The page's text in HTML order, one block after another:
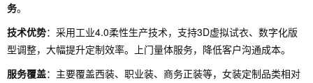
务。
技术优势：采用工业4.0柔性生产技术，支持3D虚拟试衣、数字化版
型调整，大幅提升定制效率。上门量体服务，降低客户沟通成本。
服务覆盖：主要覆盖西装、职业装、商务正装等，女装定制品类相对